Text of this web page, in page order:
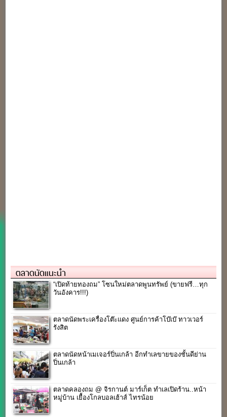
ตลาดนัดแนะนำ
“เปิดท้ายทองถม” โซนใหม่ตลาดพูนทรัพย์ (ขายฟรี…ทุก
วันอังคาร!!!)
ตลาดนัดพระเครื่องโต๊ะแดง ศูนย์การค้าโบ๊เบ๊ ทาวเวอร์
รังสิต
ตลาดนัดหน้าเมเจอร์ปิ่นเกล้า อีกทำเลขายของชั้นดีย่าน
ปิ่นเกล้า
ตลาดคลองถม @ จิรกานต์ มาร์เก็ต ทำเลเปิดร้าน..หน้า
หมู่บ้าน เยื้องโกลบอลเฮ้าส์​ ไทรน้อย